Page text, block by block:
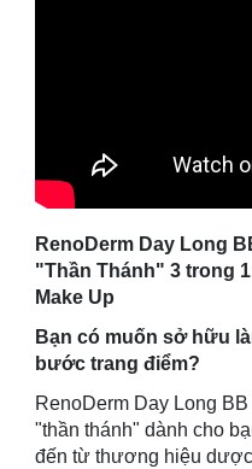
RenoDerm Day Long
"Thần Thánh" 3 trong
Make Up
Bạn có muốn sở hữu
bước trang điểm?
RenoDerm Day Long
"thần thánh" dành cho
đến từ thương hiệu